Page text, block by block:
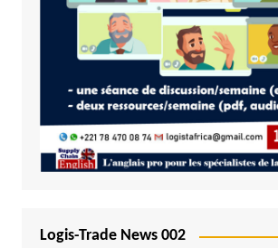
Logis-Trade News 002